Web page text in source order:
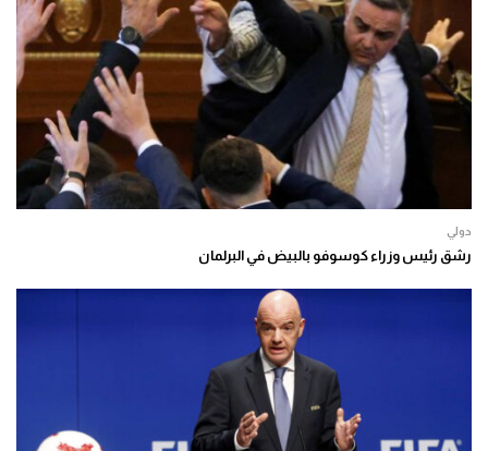
دولي
رشق رئيس وزراء كوسوفو بالبيض في البرلمان